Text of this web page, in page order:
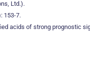
Ltd.).
153-7.
acids of strong prognostic